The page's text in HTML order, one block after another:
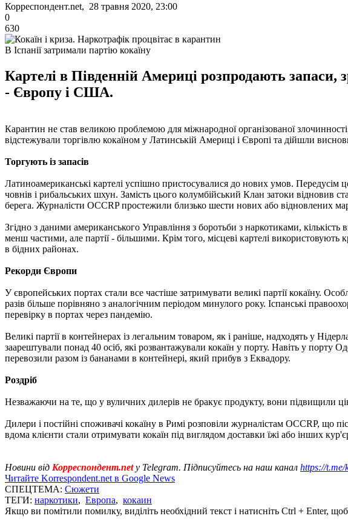
Корреспондент.net, 28 травня 2020, 23:00
0
630
В Іспанії затримали партію кокаїну
Картелі в Південній Америці розпродають запаси,
- Європу і США.
Карантин не став великою проблемою для міжнародної організованої
відстежували торгівлю кокаїном у Латинській Америці і Європі та дійшли
Торгують із запасів
Латиноамериканські картелі успішно пристосувалися до нових умов.
човнів і рибальських шхун. Замість цього колумбійський Клан затоки відновив
берега. Журналісти OCCRP простежили близько шести нових або відновлених
Згідно з даними американського Управління з боротьби з наркотиками,
менш частими, але партії - більшими. Крім того, місцеві картелі
в бідних районах.
Рекорди Європи
У європейських портах стали все частіше затримувати великі партії кокаїну.
разів більше порівняно з аналогічним періодом минулого року. Іспанські
перевірку в портах через пандемію.
Великі партії в контейнерах із легальним товаром, як і раніше, надходять у
заарештували понад 40 осіб, які розвантажували кокаїн у порту. Навіть у порту
перевозили разом із бананами в контейнері, який прибув з Еквадору.
Роздріб
Незважаючи на те, що у вуличних дилерів не бракує продукту, вони підвищили
Дилери і постійні споживачі кокаїну в Римі розповіли журналістам OCCRP, що
вдома клієнти стали отримувати кокаїн під виглядом доставки їжі або інших
Новини від Корреспондент.netу Telegram. Підписуйтесь на наш канал https://t.me/
Читайте Korrespondent.net в Google News
СПЕЦТЕМА: Сюжети
ТЕГИ: наркотики, Европа, кокаин
Якщо ви помітили помилку, виділіть необхідний текст і натисніть Ctrl + Enter,